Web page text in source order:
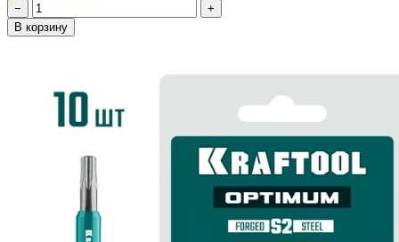
−
+
В корзину